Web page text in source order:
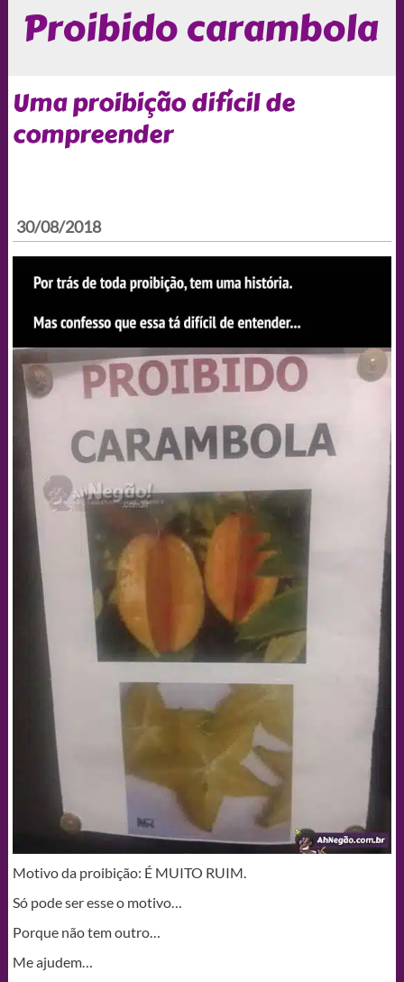
Proibido carambola
Uma proibição difícil de
compreender
30/08/2018
Motivo da proibição: É MUITO RUIM.
Só pode ser esse o motivo…
Porque não tem outro…
Me ajudem…